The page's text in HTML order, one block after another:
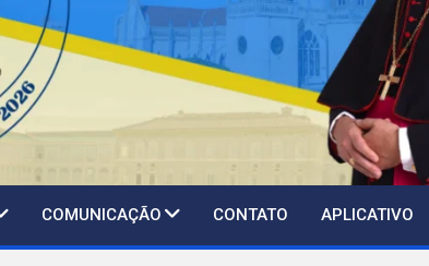
COMUNICAÇÃO CONTATO APLICATIVO